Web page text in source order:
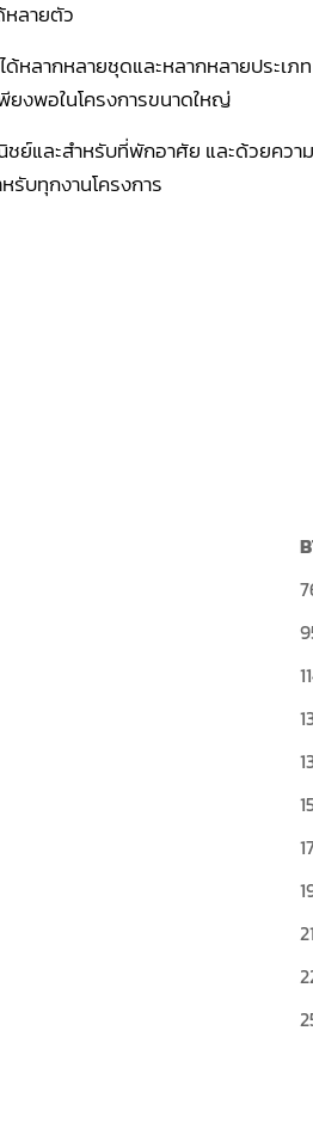
ลายตัว
ลากหลายชุดและหลากหลายประเ
งพอในโครงการขนาดใหญ่
และสำหรับที่พักอาศัย และด้วยควา
รับทุกงานโครงการ